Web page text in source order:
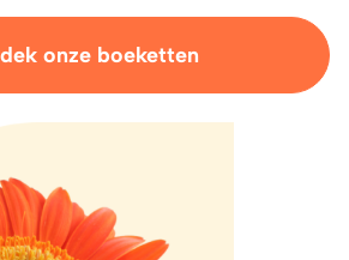
onze boeketten